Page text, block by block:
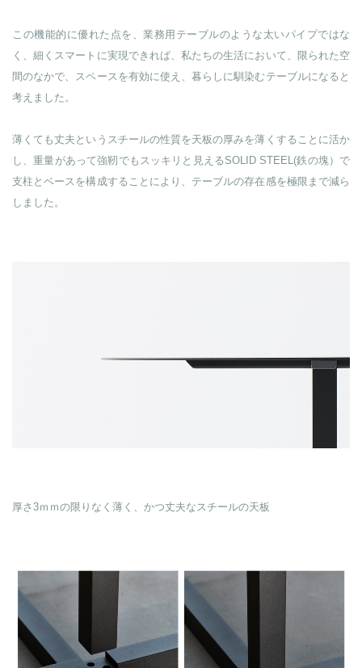
この機能的に優れた点を、業務用テーブルのような太いパイプではな
く、細くスマートに実現できれば、私たちの生活において、限られた空
間のなかで、スペースを有効に使え、暮らしに馴染むテーブルになると
考えました。
薄くても丈夫というスチールの性質を天板の厚みを薄くすることに活か
し、重量があって強靭でもスッキリと見えるSOLID STEEL(鉄の塊）で
支柱とベースを構成することにより、テーブルの存在感を極限まで減ら
しました。
厚さ3ｍｍの限りなく薄く、かつ丈夫なスチールの天板